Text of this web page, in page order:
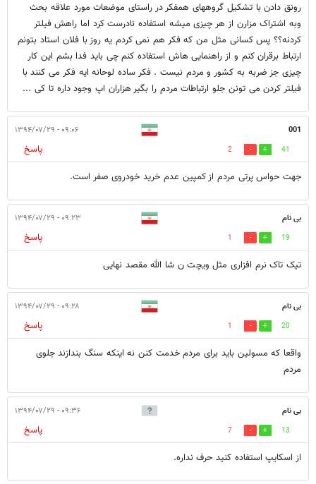
رونق دادن با تشکیل گروههای همفکر در راستای موضعات مورد علاقه بحث
وبه اشتراک مزارن از هر چیزی میشه استفاده نادرست کرد اما راهش فیلتر
کردنه؟؟ پس کسانی مثل من که فکر هم نمی کردم یه روز با فلان استاد بتونم
ارتباط برقران کنم و از راهنمایی هاش استفاده کنم چی باید فدا بشم این کار
چیزی جز ضربه به کشور و مردم نیست . فکر ساده لوحانه ایه فکر می کنند با
فیلتر کردن می تونن جلو ارتباطات مردم را بگیر هزاران اپ وجود داره تا کی ...
001 ۰۹:۰۶ - ۱۳۹۴/۰۷/۲۹
41
2
پاسخ
جهت حواس پرتی مردم از کمپین عدم خرید خودروی صفر است.
بی نام ۰۹:۲۳ - ۱۳۹۴/۰۷/۲۹
19
1
پاسخ
تیک تاک نرم افزاری مثل ویچت ن شا الله مقصد نهایی
بی نام ۰۹:۲۸ - ۱۳۹۴/۰۷/۲۹
20
1
پاسخ
واقعا که مسولین باید برای مردم خدمت کنن نه اینکه سنگ بندازند جلوی
مردم
بی نام ۰۹:۳۶ - ۱۳۹۴/۰۷/۲۹
13
7
پاسخ
از اسکایپ استفاده کنید حرف نداره.